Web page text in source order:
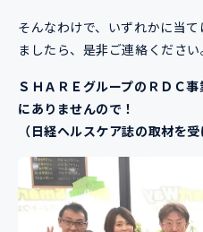
そんなわけで、いずれかに当
ましたら、是非ご連絡ください
ＳＨＡＲＥグループのＲＤＣ
にありませんので！
（日経ヘルスケア誌の取材を